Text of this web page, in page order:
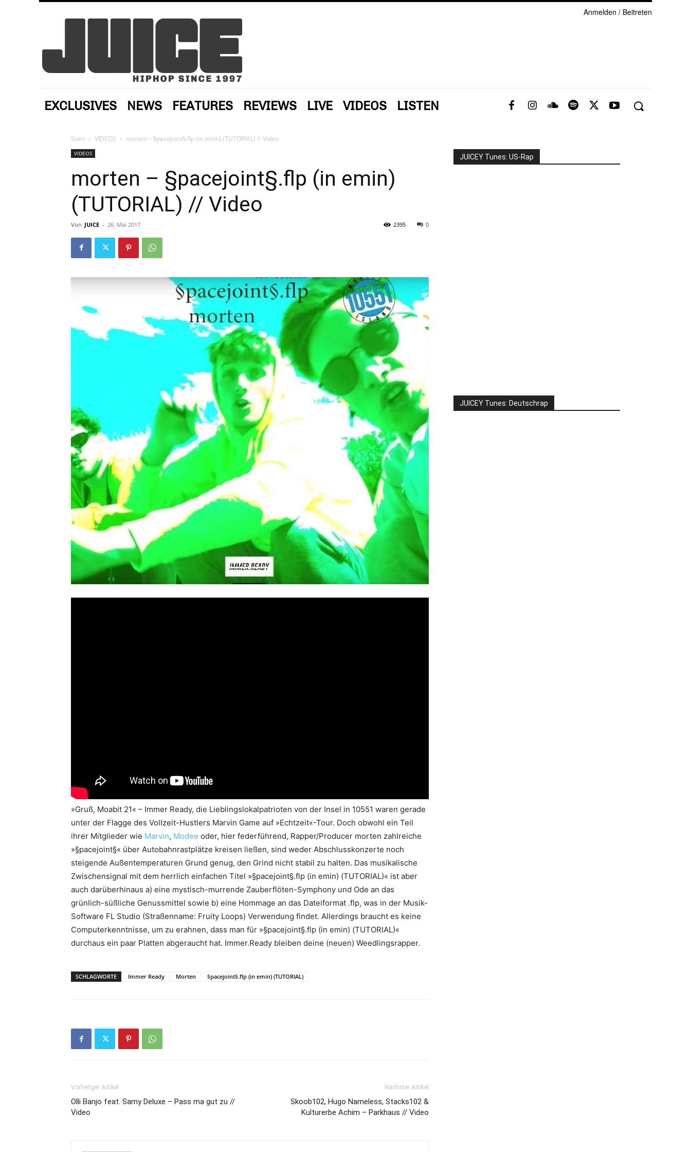
Anmelden / Beitreten
EXCLUSIVES NEWS FEATURES REVIEWS LIVE VIDEOS LISTEN
Start VIDEOS morten – §pacejoint§.flp (in emin) (TUTORIAL) // Video
VIDEOS
morten – §pacejoint§.flp (in emin)
(TUTORIAL) // Video
Von JUICE - 26. Mai 2017 0
2395
»Gruß, Moabit 21« – Immer Ready, die Lieblingslokalpatrioten von der Insel in 10551 waren gerade
unter der Flagge des Vollzeit-Hustlers Marvin Game auf »Echtzeit«-Tour. Doch obwohl ein Teil
ihrer Mitglieder wie Marvin, Modee oder, hier federführend, Rapper/Producer morten zahlreiche
»§pacejoint§« über Autobahnrastplätze kreisen ließen, sind weder Abschlusskonzerte noch
steigende Außentemperaturen Grund genug, den Grind nicht stabil zu halten. Das musikalische
Zwischensignal mit dem herrlich einfachen Titel »§pacejoint§.flp (in emin) (TUTORIAL)« ist aber
auch darüberhinaus a) eine mystisch-murrende Zauberflöten-Symphony und Ode an das
grünlich-süßliche Genussmittel sowie b) eine Hommage an das Dateiformat .flp, was in der Musik-
Software FL Studio (Straßenname: Fruity Loops) Verwendung findet. Allerdings braucht es keine
Computerkenntnisse, um zu erahnen, dass man für »§pacejoint§.flp (in emin) (TUTORIAL)«
durchaus ein paar Platten abgeraucht hat. Immer.Ready bleiben deine (neuen) Weedlingsrapper.
SCHLAGWORTE Immer Ready Morten §pacejoint§.flp (in emin) (TUTORIAL)
Vorheriger Artikel
Olli Banjo feat. Samy Deluxe – Pass ma gut zu //
Video
Nächster Artikel
Skoob102, Hugo Nameless, Stacks102 &
Kulturerbe Achim – Parkhaus // Video
JUICEY Tunes: US-Rap
JUICEY Tunes: Deutschrap